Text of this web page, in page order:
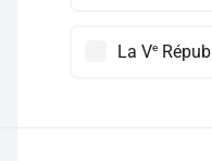
La Ve